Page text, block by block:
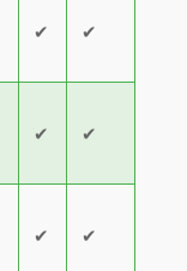
✔ ✔
✔ ✔
✔ ✔